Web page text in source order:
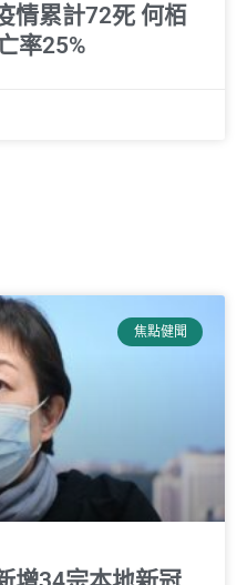
情累計72死 何栢
率25%
焦點健聞